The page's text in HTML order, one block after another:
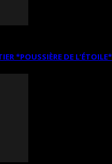
*POUSSIÈRE DE L’ÉTOILE*